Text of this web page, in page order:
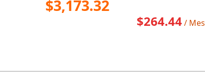
$3,173.32
$264.44/ Mes